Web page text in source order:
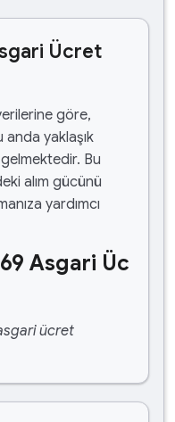
Ücret
göre,
anda yaklaşık
Bu
alım gücünü
yardımcı
Asgari Üc
ücret